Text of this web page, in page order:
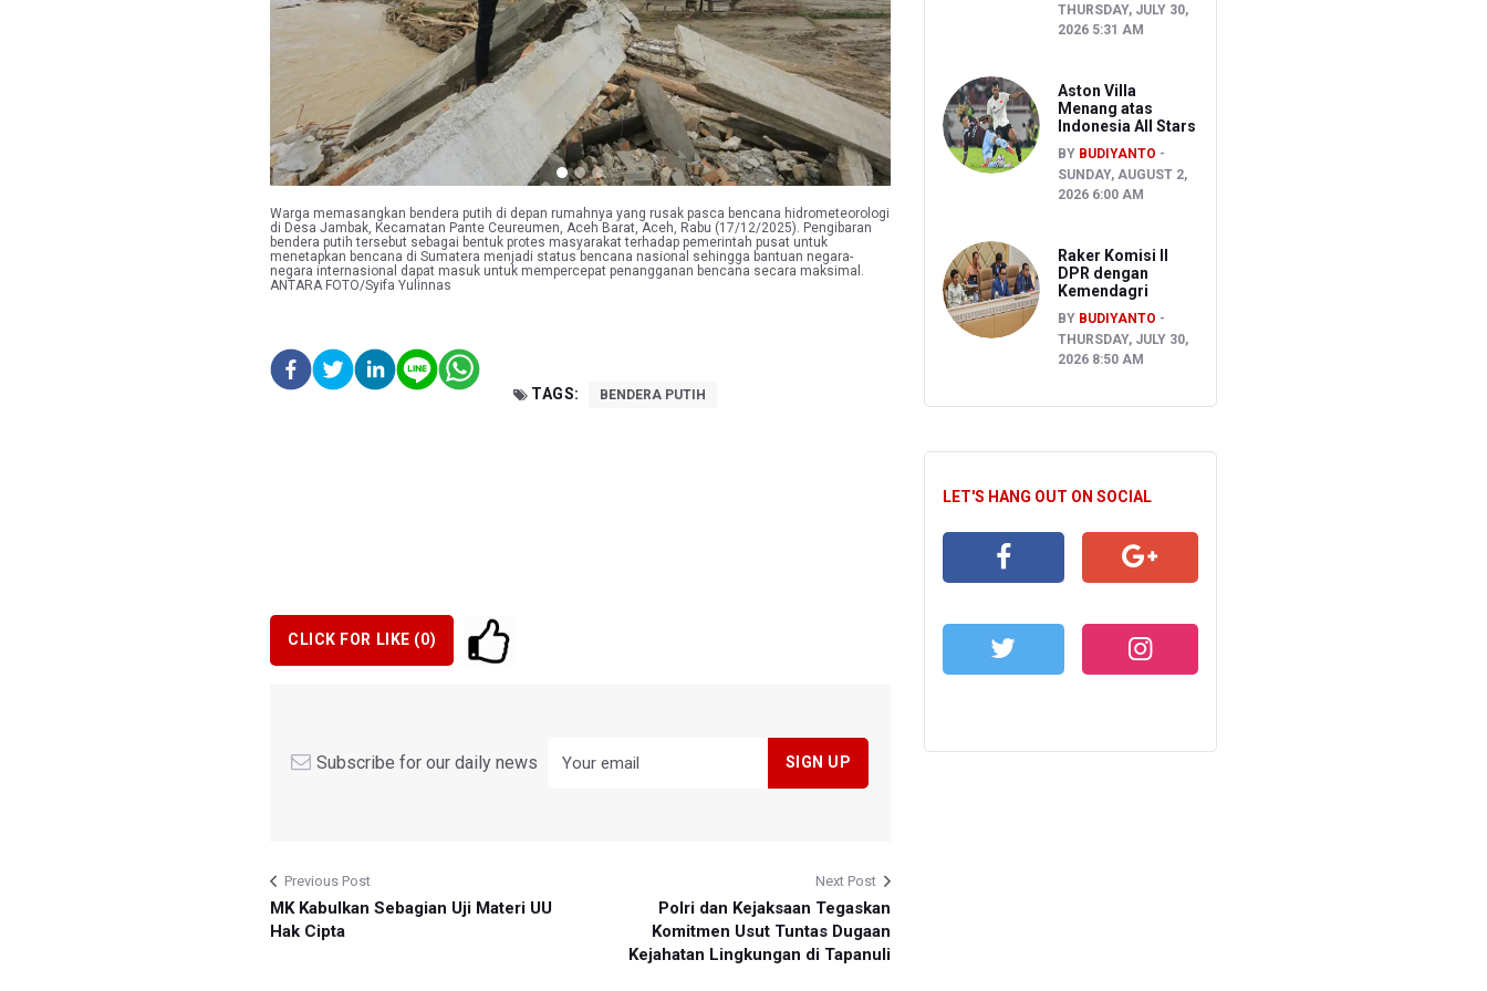
Warga memasangkan bendera putih di depan rumahnya yang rusak pasca bencana hidrometeorologi
di Desa Jambak, Kecamatan Pante Ceureumen, Aceh Barat, Aceh, Rabu (17/12/2025). Pengibaran
bendera putih tersebut sebagai bentuk protes masyarakat terhadap pemerintah pusat untuk
menetapkan bencana di Sumatera menjadi status bencana nasional sehingga bantuan negara-
negara internasional dapat masuk untuk mempercepat penangganan bencana secara maksimal.
ANTARA FOTO/Syifa Yulinnas
TAGS: BENDERA PUTIH
CLICK FOR LIKE (0)
Subscribe for our daily news
Previous Post
MK Kabulkan Sebagian Uji Materi UU
Hak Cipta
Next Post
Polri dan Kejaksaan Tegaskan
Komitmen Usut Tuntas Dugaan
Kejahatan Lingkungan di Tapanuli
THURSDAY, JULY 30,
2026 5:31 AM
Aston Villa
Menang atas
Indonesia All Stars
BY BUDIYANTO
SUNDAY, AUGUST 2,
2026 6:00 AM
Raker Komisi II
DPR dengan
Kemendagri
BY BUDIYANTO
THURSDAY, JULY 30,
2026 8:50 AM
LET'S HANG OUT ON SOCIAL